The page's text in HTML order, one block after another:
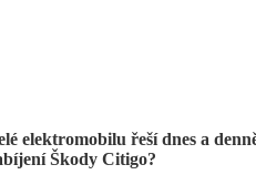
elektromobilu řeší dnes a
Škody Citigo?